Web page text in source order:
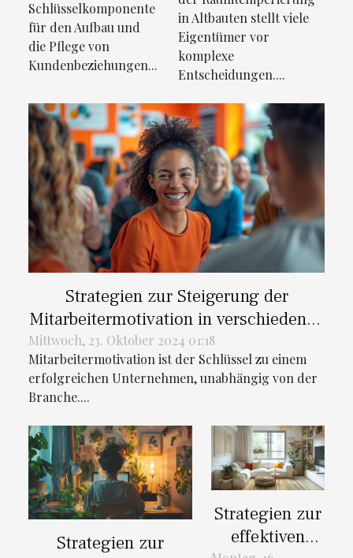
Schlüsselkomponente
für den Aufbau und
die Pflege von
Kundenbeziehungen...
in Altbauten stellt viele
Eigentümer vor
komplexe
Entscheidungen....
Strategien zur Steigerung der
Mitarbeitermotivation in verschiedenen
Branchen
Mittwoch, 23. Oktober 2024 01:18
Mitarbeitermotivation ist der Schlüssel zu einem
erfolgreichen Unternehmen, unabhängig von der
Branche....
Strategien zur
Strategien zur
effektiven